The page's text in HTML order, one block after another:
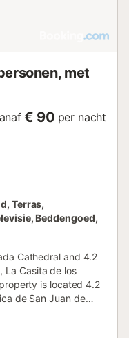
met
€ 90 per nacht
Terras,
Beddengoed,
Cathedral and 4.2
La Casita de los
is located 4.2
de San Juan de